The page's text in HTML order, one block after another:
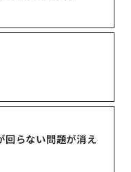
回らない問題が消え